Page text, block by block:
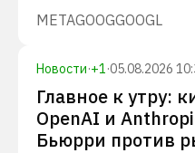
METAGOOGGOOGL
Новости·+1·05.08.2026
Главное к утру:
OpenAI и
Бьюрри против